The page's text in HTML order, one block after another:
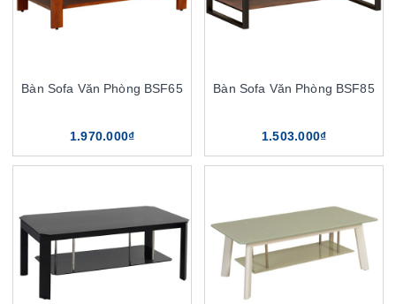
Bàn Sofa Văn Phòng BSF65
1.970.000₫
Bàn Sofa Văn Phòng BSF85
1.503.000₫